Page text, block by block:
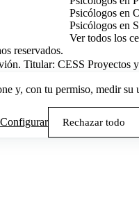
Psicólogos en
Psicólogos en
Ver todos los
reservados.
Titular: CESS Proyectos
y, con tu permiso, medir su
Configurar Rechazar todo